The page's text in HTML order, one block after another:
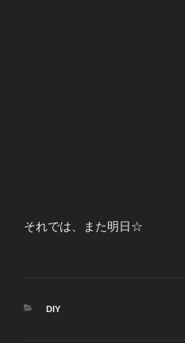
それでは、また明日☆
カ
DIY